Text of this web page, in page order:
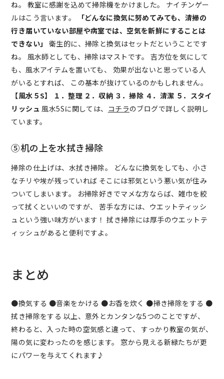
ね。 教室に感謝を込めて掃除機をかけました。 ナイチンゲー
ルはこう言います。
「どんなに換気に努めてみても、清掃の
行き届いていない部屋や病室では、空気を新鮮にすることは
できない」
衛生的に、掃除と換気はセットだということです
ね。 風水師としても、掃除はマストです。 吉方位を気にして
も、風水アイテムを置いても、 効果が出ないと思っている人
がいるとすれば、 この基本が抜けているのかもしれません。
【風水５S】
１．整理 ２．収納 ３．掃除 ４．清潔 ５．スタイ
リッシュ 風水5Sに関しては、 コチラのブログで詳しく説明し
ています。
⑤机の上を水拭き掃除
掃除の仕上げは、水拭き掃除。 どんなに換気をしても、小さ
なチリや埃が残っていれば そこには邪気という悪い気が住み
ついてしまいます。 お掃除好きでマメな方ならば、雑巾を絞
って拭くといいのですが、 苦手な方には、ウエットティッシ
ュという強い味方がいます！ 拭き掃除には厚手のウエットテ
ィッシュがあると便利ですよ。
まとめ
●換気する ●音楽をかける ●お香を炊く ●掃き掃除をする ●
拭き掃除をする 以上、意外とカンタンな5つのことですが、
終わると、入った時の空気感と違って、 すっかり教室の気が、
陽の気に変わったのを感じます。 窓から見える新緑たちが更
にパワーを与えてくれます♪